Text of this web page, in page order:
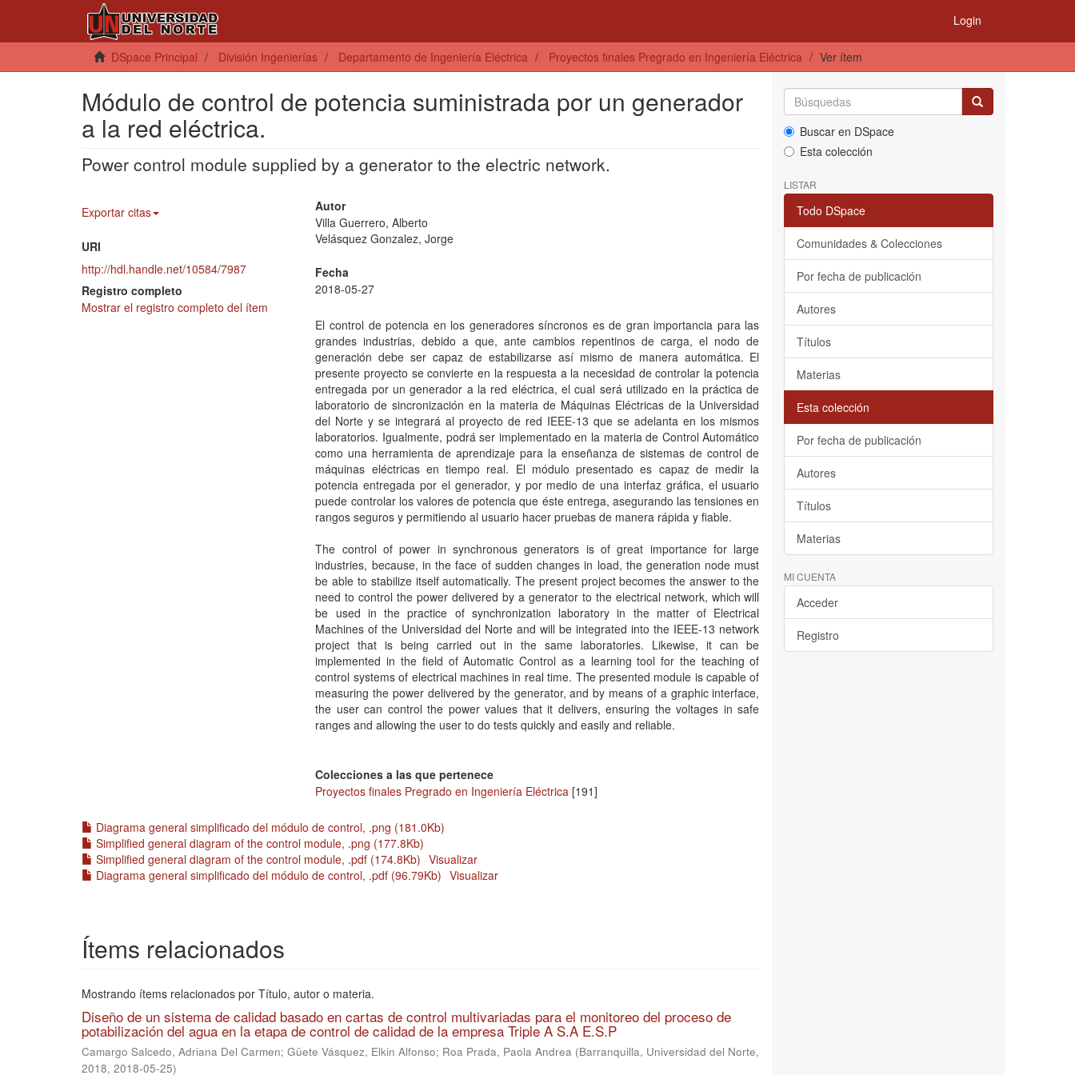
Login
DSpace Principal División Ingenierías Departamento de Ingeniería Eléctrica Proyectos finales Pregrado en Ingeniería Eléctrica Ver ítem
Módulo de control de potencia suministrada por un generador
a la red eléctrica.
Power control module supplied by a generator to the electric network.
Exportar citas
URI
http://hdl.handle.net/10584/7987
Registro completo
Mostrar el registro completo del ítem
Autor
Villa Guerrero, Alberto
Velásquez Gonzalez, Jorge
Fecha
2018-05-27
El control de potencia en los generadores síncronos es de gran importancia para las
grandes industrias, debido a que, ante cambios repentinos de carga, el nodo de
generación debe ser capaz de estabilizarse así mismo de manera automática. El
presente proyecto se convierte en la respuesta a la necesidad de controlar la potencia
entregada por un generador a la red eléctrica, el cual será utilizado en la práctica de
laboratorio de sincronización en la materia de Máquinas Eléctricas de la Universidad
del Norte y se integrará al proyecto de red IEEE-13 que se adelanta en los mismos
laboratorios. Igualmente, podrá ser implementado en la materia de Control Automático
como una herramienta de aprendizaje para la enseñanza de sistemas de control de
máquinas eléctricas en tiempo real. El módulo presentado es capaz de medir la
potencia entregada por el generador, y por medio de una interfaz gráfica, el usuario
puede controlar los valores de potencia que éste entrega, asegurando las tensiones en
rangos seguros y permitiendo al usuario hacer pruebas de manera rápida y fiable.
The control of power in synchronous generators is of great importance for large
industries, because, in the face of sudden changes in load, the generation node must
be able to stabilize itself automatically. The present project becomes the answer to the
need to control the power delivered by a generator to the electrical network, which will
be used in the practice of synchronization laboratory in the matter of Electrical
Machines of the Universidad del Norte and will be integrated into the IEEE-13 network
project that is being carried out in the same laboratories. Likewise, it can be
implemented in the field of Automatic Control as a learning tool for the teaching of
control systems of electrical machines in real time. The presented module is capable of
measuring the power delivered by the generator, and by means of a graphic interface,
the user can control the power values ​​that it delivers, ensuring the voltages in safe
ranges and allowing the user to do tests quickly and easily and reliable.
Colecciones a las que pertenece
Proyectos finales Pregrado en Ingeniería Eléctrica [191]
Diagrama general simplificado del módulo de control, .png (181.0Kb)
Simplified general diagram of the control module, .png (177.8Kb)
Simplified general diagram of the control module, .pdf (174.8Kb) Visualizar
Diagrama general simplificado del módulo de control, .pdf (96.79Kb) Visualizar
Ítems relacionados
Mostrando ítems relacionados por Título, autor o materia.
Diseño de un sistema de calidad basado en cartas de control multivariadas para el monitoreo del proceso de
potabilización del agua en la etapa de control de calidad de la empresa Triple A S.A E.S.P
Camargo Salcedo, Adriana Del Carmen; Güete Vásquez, Elkin Alfonso; Roa Prada, Paola Andrea (Barranquilla, Universidad del Norte,
2018, 2018-05-25)
Buscar en DSpace
Esta colección
LISTAR
Todo DSpace
Comunidades & Colecciones
Por fecha de publicación
Autores
Títulos
Materias
Esta colección
Por fecha de publicación
Autores
Títulos
Materias
MI CUENTA
Acceder
Registro